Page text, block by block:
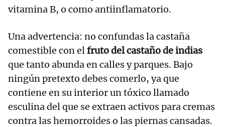
vitamina B, o como antiinflamatorio.
Una advertencia: no confundas la castaña
comestible con elfruto del castaño de indias
que tanto abunda en calles y parques. Bajo
ningún pretexto debes comerlo, ya que
contiene en su interior un tóxico llamado
esculina del que se extraen activos para cremas
contra las hemorroides o las piernas cansadas.